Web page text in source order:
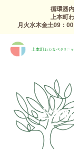
循環器
上本町
月火水木金土09：
上本
総合診療
予防接種 トラベル